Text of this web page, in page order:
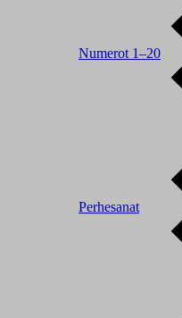
Numerot 1–20
Perhesanat